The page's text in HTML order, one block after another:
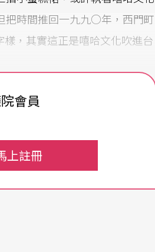
把時間推回一九九○年，西門町
，其實這正是嘻哈文化吹進台
「B-Boy」的小子們，乘著解嚴
他們在街頭、廣場、兩廳院四
手；二十年長青歌唱比賽節目
的羅百吉，被不滿他在洛城混幫
舞姿態橫掃演藝圈的L.A.Boy
會員
上註冊